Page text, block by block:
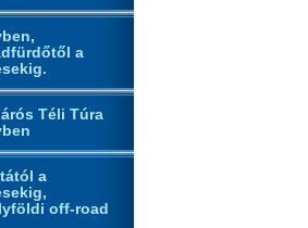
a
Téli Túra
a
off-road